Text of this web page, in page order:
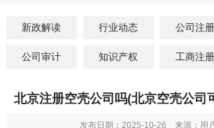
新政解读 行业动态 公司注册
公司审计 知识产权 工商注册
北京注册空壳公司吗(北京空壳公司
发布日期：2025-10-26 来源：用